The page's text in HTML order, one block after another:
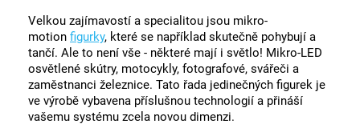
Velkou zajímavostí a specialitou jsou mikro-
motion figurky, které se například skutečně pohybují a
tančí. Ale to není vše - některé mají i světlo! Mikro-LED
osvětlené skútry, motocykly, fotografové, svářeči a
zaměstnanci železnice. Tato řada jedinečných figurek je
ve výrobě vybavena příslušnou technologií a přináší
vašemu systému zcela novou dimenzi.